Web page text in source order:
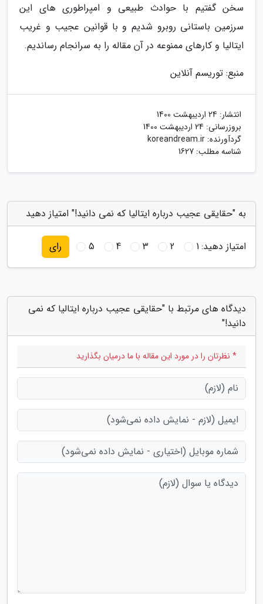
سخن گفتیم با حوادث طبیعی و امپراطوری های این
سرزمین باستانی روبرو شدیم و با قوانین عجیب و غریب
ایتالیا و کارهای ممنوعه در آن مقاله را به سرانجام رساندیم.
منبع: توریسم آنلاین
انتشار: 24 اردیبهشت 1400
بروزرسانی: 24 اردیبهشت 1400
گردآورنده: koreandream.ir
شناسه مطلب: 1627
به "حقایقی عجیب درباره ایتالیا که نمی دانید!" امتیاز دهید
امتیاز دهید:1
2
3
4
5 رای
دیدگاه های مرتبط با "حقایقی عجیب درباره ایتالیا که نمی
دانید!"
* نظرتان را در مورد این مقاله با ما درمیان بگذارید